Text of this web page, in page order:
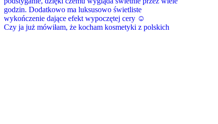
Czy ja już mówiłam, że kocham kosmetyki z polskich